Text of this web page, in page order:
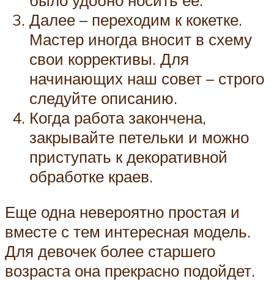
Далее – переходим к кокетке.
Мастер иногда вносит в схему
свои коррективы. Для
начинающих наш совет – строго
следуйте описанию.
Когда работа закончена,
закрывайте петельки и можно
приступать к декоративной
обработке краев.
Еще одна невероятно простая и
вместе с тем интересная модель.
Для девочек более старшего
возраста она прекрасно подойдет.